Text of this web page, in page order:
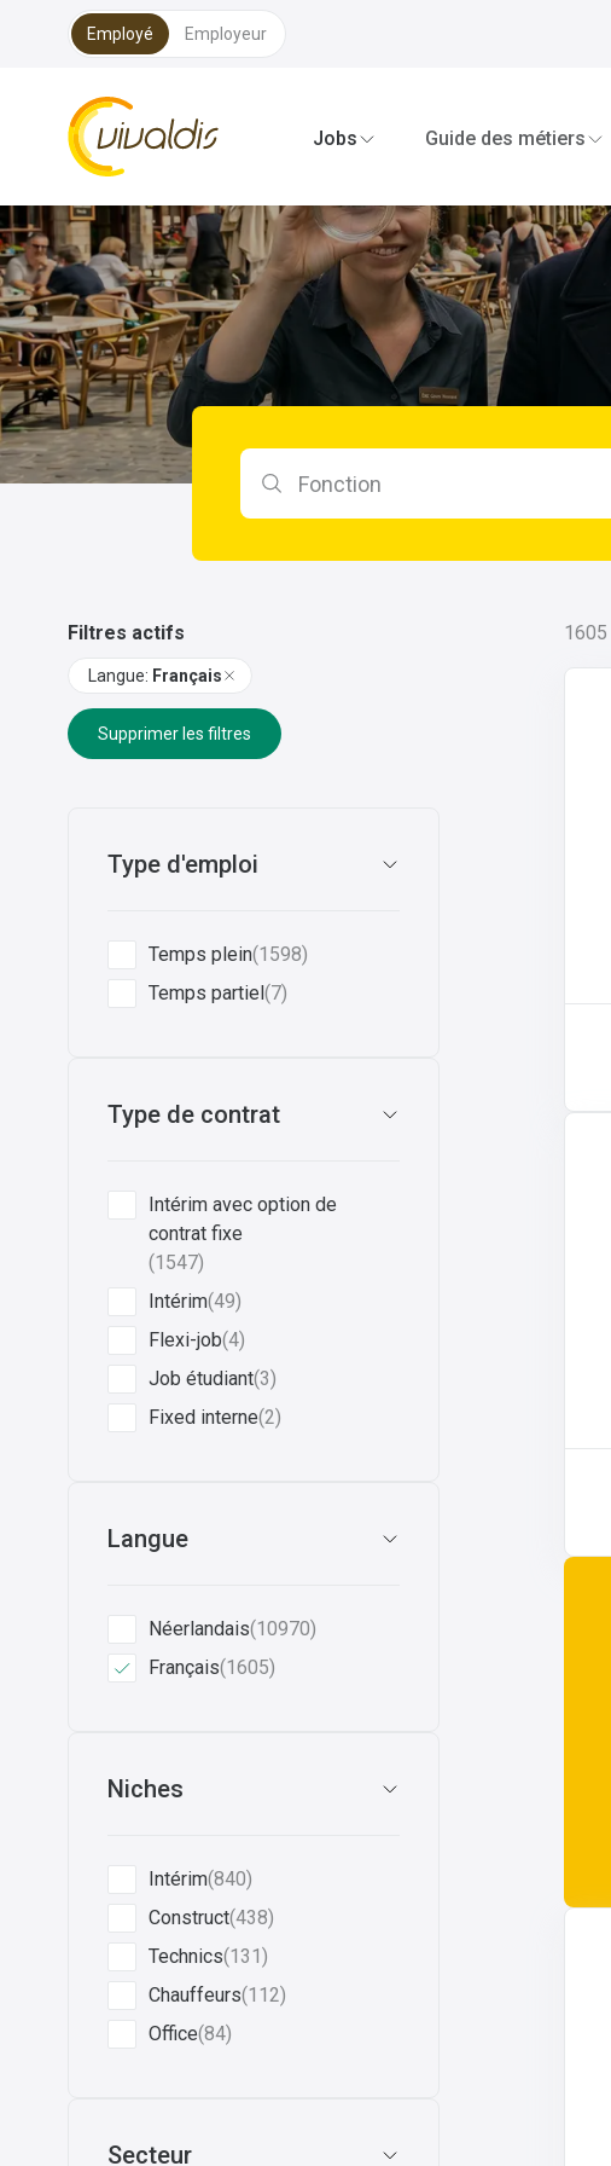
Employé Employeur
Vivaldis Interim
Jobs
Guide des métiers
Rechercher par fonction
Filtres actifs
Langue: Français
Supprimer les filtres
Type d'emploi
Temps plein(1598)
Temps partiel(7)
Type de contrat
Intérim avec option de
contrat fixe
(1547)
Intérim(49)
Flexi-job(4)
Job étudiant(3)
Fixed interne(2)
Langue
Néerlandais(10970)
Français(1605)
Niches
Intérim(840)
Construct(438)
Technics(131)
Chauffeurs(112)
Office(84)
Secteur
1605